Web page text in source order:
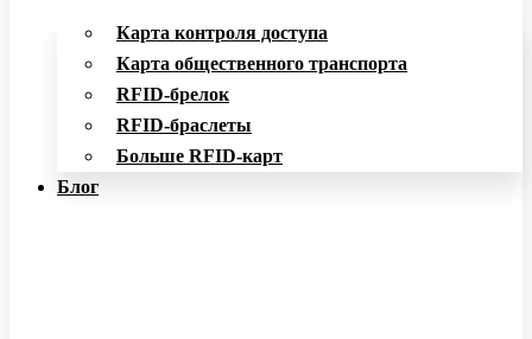
Карта контроля доступа
Карта общественного транспорта
RFID-брелок
RFID-браслеты
Больше RFID-карт
Блог